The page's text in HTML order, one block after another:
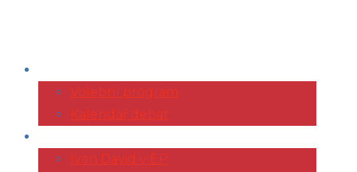
Volební program
Kalendář debat
Ivan David v EP